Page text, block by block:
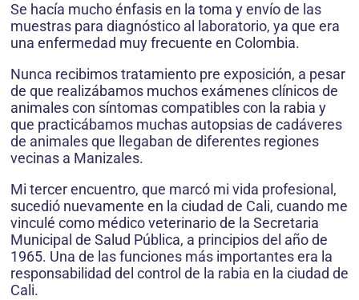
Se hacía mucho énfasis en la toma y envío de las
muestras para diagnóstico al laboratorio, ya que era
una enfermedad muy frecuente en Colombia.
Nunca recibimos tratamiento pre exposición, a pesar
de que realizábamos muchos exámenes clínicos de
animales con síntomas compatibles con la rabia y
que practicábamos muchas autopsias de cadáveres
de animales que llegaban de diferentes regiones
vecinas a Manizales.
Mi tercer encuentro, que marcó mi vida profesional,
sucedió nuevamente en la ciudad de Cali, cuando me
vinculé como médico veterinario de la Secretaria
Municipal de Salud Pública, a principios del año de
1965. Una de las funciones más importantes era la
responsabilidad del control de la rabia en la ciudad de
Cali.